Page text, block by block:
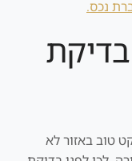
טוב באזור לא